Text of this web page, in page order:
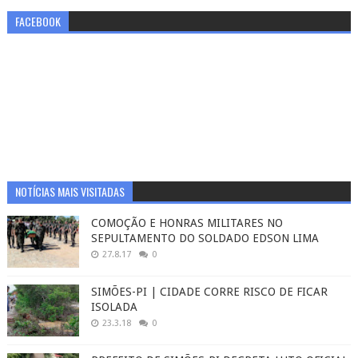
FACEBOOK
NOTÍCIAS MAIS VISITADAS
COMOÇÃO E HONRAS MILITARES NO
SEPULTAMENTO DO SOLDADO EDSON LIMA
27.8.17 0
SIMÕES-PI | CIDADE CORRE RISCO DE FICAR
ISOLADA
23.3.18 0